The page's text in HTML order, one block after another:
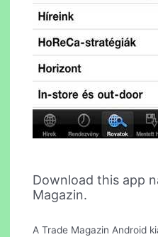
Download this app
Magazin.
A Trade Magazin Android